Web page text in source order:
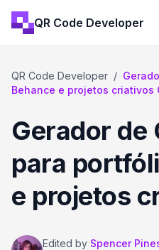
QR Code Developer
QR Code Developer /
Behance e projetos criativos
Gerador de
para
e projetos
Edited by Spencer